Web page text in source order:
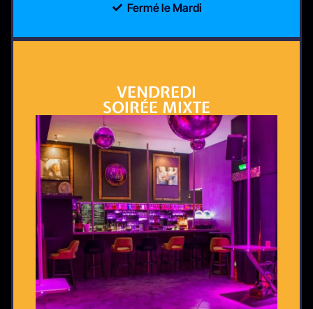
Fermé le Mardi
VENDREDI
SOIRÉE MIXTE